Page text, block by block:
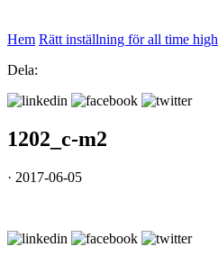
Hem Rätt inställning för all time high
Dela:
1202_c-m2
· 2017-06-05